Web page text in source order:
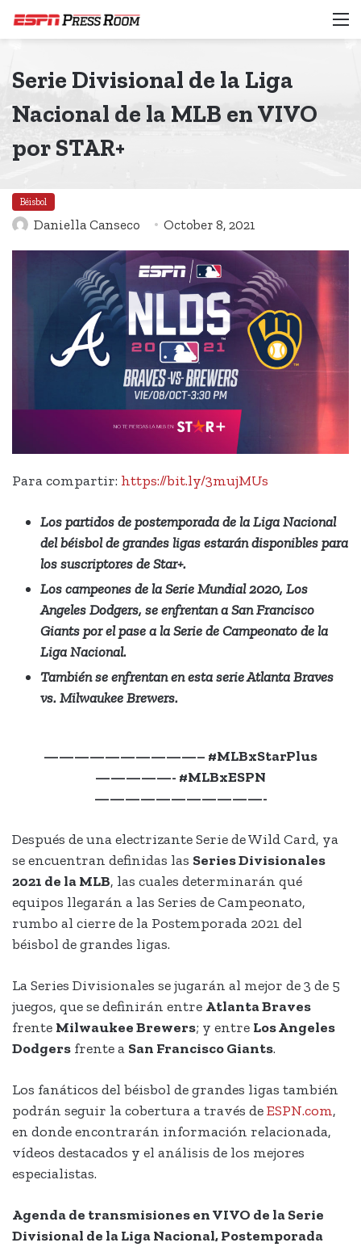
Serie Divisional de la Liga
Nacional de la MLB en VIVO
por STAR+
Béisbol
Daniella Canseco October 8, 2021
Para compartir: https://bit.ly/3mujMUs
Los partidos de postemporada de la Liga Nacional
del béisbol de grandes ligas estarán disponibles para
los suscriptores de Star+.
Los campeones de la Serie Mundial 2020, Los
Angeles Dodgers, se enfrentan a San Francisco
Giants por el pase a la Serie de Campeonato de la
Liga Nacional.
También se enfrentan en esta serie Atlanta Braves
vs. Milwaukee Brewers.
——————————– #MLBxStarPlus
—————- #MLBxESPN
———————————-
Después de una electrizante Serie de Wild Card, ya
se encuentran definidas las Series Divisionales
2021 de la MLB, las cuales determinarán qué
equipos llegarán a las Series de Campeonato,
rumbo al cierre de la Postemporada 2021 del
béisbol de grandes ligas.
La Series Divisionales se jugarán al mejor de 3 de 5
juegos, que se definirán entre Atlanta Braves
frente Milwaukee Brewers; y entre Los Angeles
Dodgers frente a San Francisco Giants.
Los fanáticos del béisbol de grandes ligas también
podrán seguir la cobertura a través deESPN.com,
en donde encontrarán información relacionada,
vídeos destacados y el análisis de los mejores
especialistas.
Agenda de transmisiones en VIVO de la Serie
Divisional de la Liga Nacional, Postemporada